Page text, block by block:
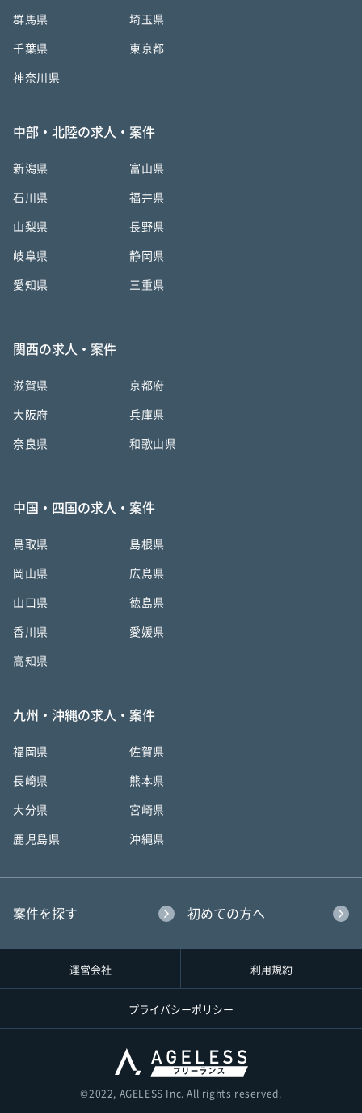
群馬県 埼玉県
千葉県 東京都
神奈川県
中部・北陸の求人・案件
新潟県 富山県
石川県 福井県
山梨県 長野県
岐阜県 静岡県
愛知県 三重県
関西の求人・案件
滋賀県 京都府
大阪府 兵庫県
奈良県 和歌山県
中国・四国の求人・案件
鳥取県 島根県
岡山県 広島県
山口県 徳島県
香川県 愛媛県
高知県
九州・沖縄の求人・案件
福岡県 佐賀県
長崎県 熊本県
大分県 宮崎県
鹿児島県 沖縄県
案件を探す 初めての方へ
©︎2022, AGELESS Inc. All rights reserved.
運営会社 利用規約
プライバシーポリシー